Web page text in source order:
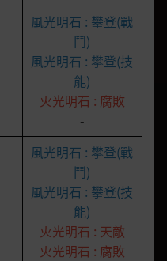
風光明石 : 攀登(戰
鬥)
風光明石 : 攀登(技
能)
火光明石 : 腐敗
-
風光明石 : 攀登(戰
鬥)
風光明石 : 攀登(技
能)
火光明石 : 天敵
火光明石 : 腐敗